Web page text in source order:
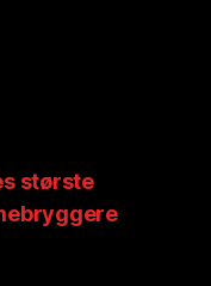
største